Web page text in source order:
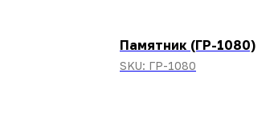
Памятник (ГР-1080)
SKU: ГР-1080